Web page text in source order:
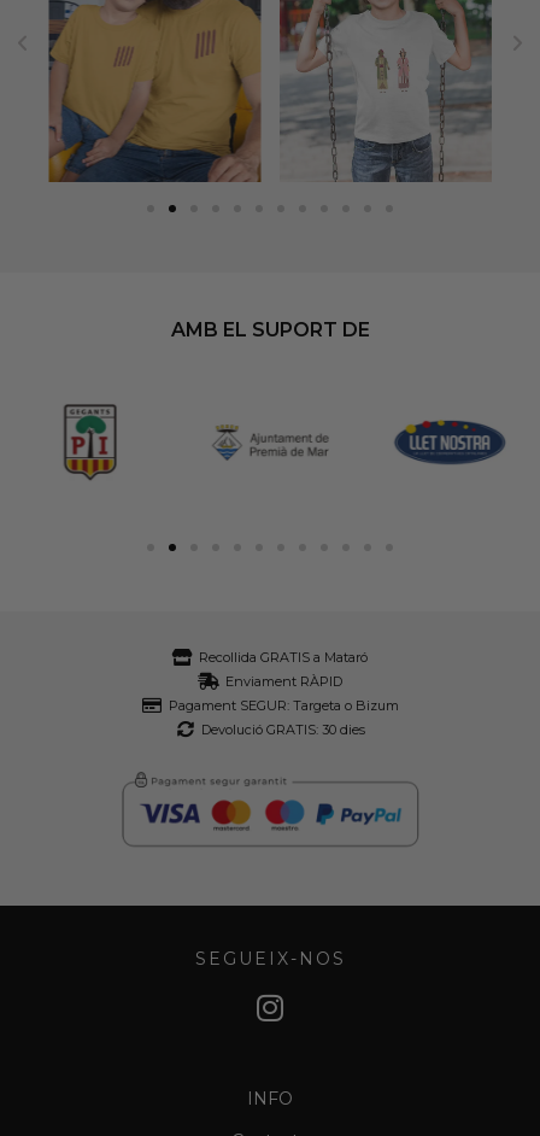
AMB EL SUPORT DE
Recollida GRATIS a Mataró
Enviament RÀPID
Pagament SEGUR: Targeta o Bizum
Devolució GRATIS: 30 dies
SEGUEIX-NOS
INFO